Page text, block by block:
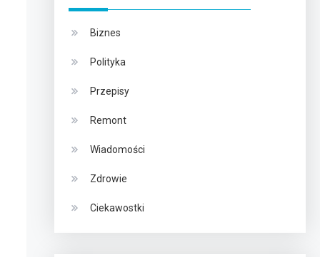
Biznes
Polityka
Przepisy
Remont
Wiadomości
Zdrowie
Ciekawostki